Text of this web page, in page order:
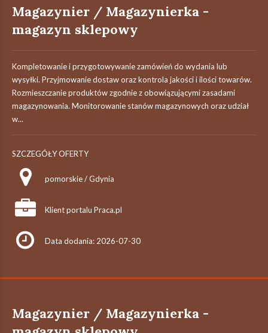
Magazynier / Magazynierka -
magazyn sklepowy
Kompletowanie i przygotowywanie zamówień do wydania lub
wysyłki. Przyjmowanie dostaw oraz kontrola jakości i ilości towarów.
Rozmieszczanie produktów zgodnie z obowiązującymi zasadami
magazynowania. Monitorowanie stanów magazynowych oraz udział
w...
SZCZEGÓŁY OFERTY
pomorskie / Gdynia
Klient portalu Praca.pl
Data dodania: 2026-07-30
Magazynier / Magazynierka -